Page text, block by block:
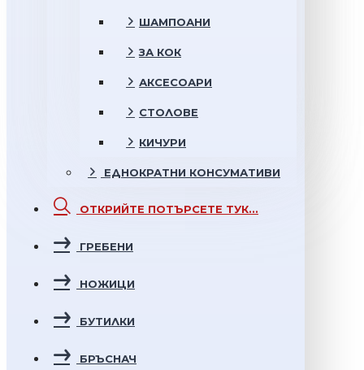
ШАМПОАНИ
ЗА КОК
АКСЕСОАРИ
СТОЛОВЕ
КИЧУРИ
ЕДНОКРАТНИ КОНСУМАТИВИ
ОТКРИЙТЕ ПОТЪРСЕТЕ ТУК...
ГРЕБЕНИ
НОЖИЦИ
БУТИЛКИ
БРЪСНАЧ